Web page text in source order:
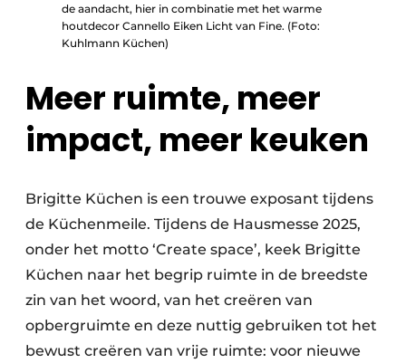
de aandacht, hier in combinatie met het warme
houtdecor Cannello Eiken Licht van Fine. (Foto:
Kuhlmann Küchen)
Meer ruimte, meer
impact, meer keuken
Brigitte Küchen is een trouwe exposant tijdens
de Küchenmeile. Tijdens de Hausmesse 2025,
onder het motto ‘Create space’, keek Brigitte
Küchen naar het begrip ruimte in de breedste
zin van het woord, van het creëren van
opbergruimte en deze nuttig gebruiken tot het
bewust creëren van vrije ruimte: voor nieuwe